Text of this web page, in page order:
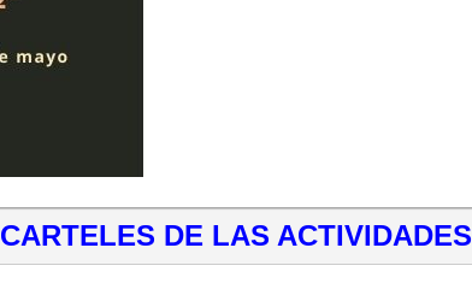
CARTELES DE LAS ACTIVIDADES